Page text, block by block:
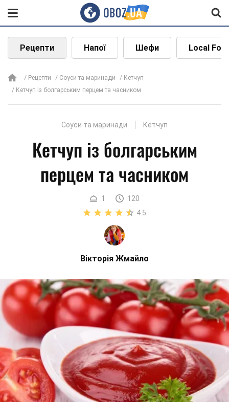
Рецепти Напої Шефи Local
Рецепти Соуси та маринади
Кетчуп
Кетчуп із болгарським перцем та часником
Соуси та маринади Кетчуп
Кетчуп із болгарським
перцем та часником
1
120
4.5
Вікторія Жмайло